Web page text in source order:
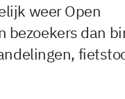
weer Open
bezoekers dan